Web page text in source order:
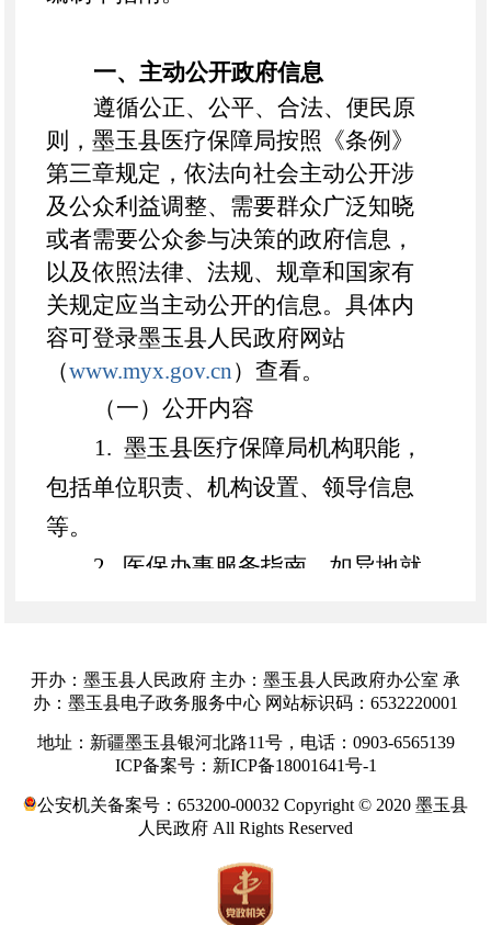
一、主动公开政府信息
遵循公正、公平、合法、便民原
则，墨玉县医疗保障局按照《条例》
第三章规定，依法向社会主动公开涉
及公众利益调整、需要群众广泛知晓
或者需要公众参与决策的政府信息，
以及依照法律、法规、规章和国家有
关规定应当主动公开的信息。具体内
容可登录墨玉县人民政府网站
（www.myx.gov.cn ）查看。
（一）公开内容
1. 墨玉县医疗保障局机构职能，
包括单位职责、机构设置、领导信息
等。
2. 医保办事服务指南，如 异地就
3. 其他应主动公开的政府信息。
（二）公开渠道
1.政府网站:墨玉县 政府门户网站
myx.gov.cn）
（三）公开时限
依据《条例》规定，属于主动公
开办：墨玉县人民政府 主办：墨玉县人民政府办公室 承
办：墨玉县电子政务服务中心 网站标识码：6532220001
地址：新疆墨玉县银河北路11号，电话：0903-6565139
ICP备案号：新ICP备18001641号-1
公安机关备案号：653200-00032 Copyright © 2020 墨玉县
人民政府 All Rights Reserved